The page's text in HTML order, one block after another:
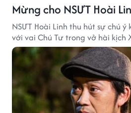
Mừng cho NSƯT Hoài
NSƯT Hoài Linh thu hút sự chú
với vai Chú Tư trong vở hài kịch